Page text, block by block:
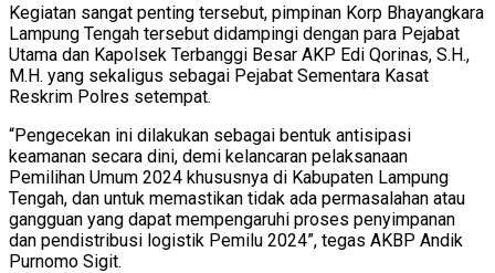
Kegiatan sangat penting tersebut, pimpinan Korp Bhayangkara
Lampung Tengah tersebut didampingi dengan para Pejabat
Utama dan Kapolsek Terbanggi Besar AKP Edi Qorinas, S.H.,
M.H. yang sekaligus sebagai Pejabat Sementara Kasat
Reskrim Polres setempat.
“Pengecekan ini dilakukan sebagai bentuk antisipasi
keamanan secara dini, demi kelancaran pelaksanaan
Pemilihan Umum 2024 khususnya di Kabupaten Lampung
Tengah, dan untuk memastikan tidak ada permasalahan atau
gangguan yang dapat mempengaruhi proses penyimpanan
dan pendistribusi logistik Pemilu 2024”, tegas AKBP Andik
Purnomo Sigit.